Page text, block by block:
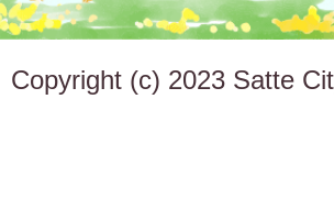
Copyright (c) 2023 Satte